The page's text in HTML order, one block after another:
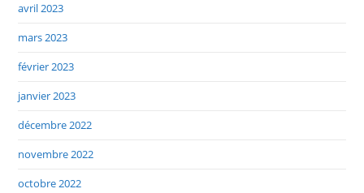
avril 2023
mars 2023
février 2023
janvier 2023
décembre 2022
novembre 2022
octobre 2022